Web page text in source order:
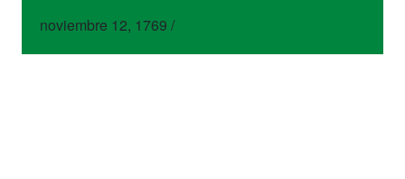
noviembre 12, 1769 /